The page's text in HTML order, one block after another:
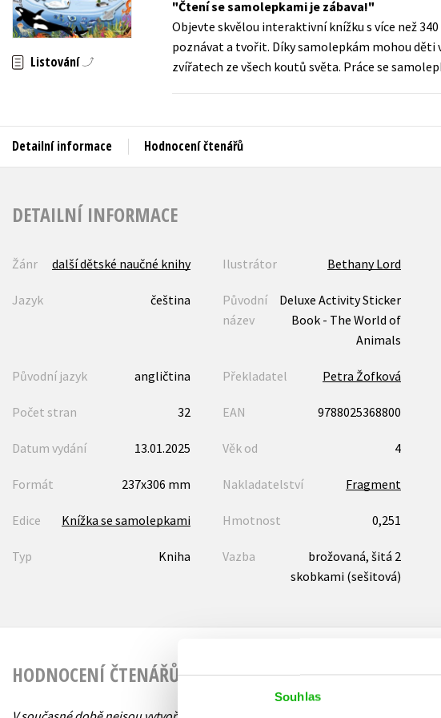
Souhlas
Auto - moto
Beletrie pro děti
Beletrie pro dospělé
Jazyky
Kalendáře
Všechny tituly
Listování
Čtení se samolepkami je zábava!
Objevte skvělou interaktivní knížku s více než
poznávat a tvořit. Díky samolepkám mohou
zvířatech ze všech koutů světa. Práce se
Detailní informace Hodnocení čtenářů
DETAILNÍ INFORMACE
Žánr další dětské naučné knihy Ilustrátor Bethany Lord
Jazyk čeština
Původní
název
Deluxe Activity Sticker
Book - The World of
Animals
Původní jazyk angličtina Překladatel Petra Žofková
Počet stran 32 EAN 9788025368800
Datum vydání 13.01.2025 Věk od 4
Formát 237x306 mm Nakladatelství Fragment
Edice Knížka se samolepkami Hmotnost 0,251
Typ Kniha Vazba
brožovaná, šitá 2
skobkami (sešitová)
HODNOCENÍ ČTENÁŘŮ